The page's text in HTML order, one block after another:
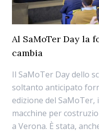
Al SaMoTer Day la
cambia
Il SaMoTer Day dello
soltanto anticipato
edizione del
macchine per
a Verona. È stata,